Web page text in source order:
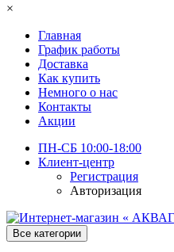
×
Главная
График работы
Доставка
Как купить
Немного о нас
Контакты
Акции
ПН-СБ 10:00-18:00
Клиент-центр
Регистрация
Авторизация
Все категории